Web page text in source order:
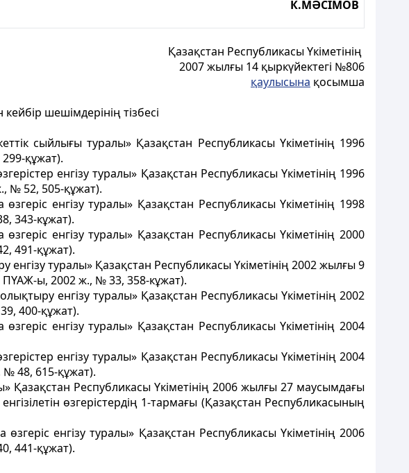
К.МӘСІМОВ
Қазақстан Республикасы Үкіметінің
2007 жылғы 14 қыркүйектегі №806
қаулысына қосымша
шешімдерінің тізбесі
сыйлығы туралы» Қазақстан Республикасы Үкіметінің 1996
құжат).
енгізу туралы» Қазақстан Республикасы Үкіметінің 1996
№ 52, 505-құжат).
енгізу туралы» Қазақстан Республикасы Үкіметінің 1998
343-кұжат).
енгізу туралы» Қазақстан Республикасы Үкіметінің 2000
491-құжат).
енгізу туралы» Қазақстан Республикасы Үкіметінің 2002 жылғы 9
ы, 2002 ж., № 33, 358-кұжат).
енгізу туралы» Қазақстан Республикасы Үкіметінің 2002
400-құжат).
енгізу туралы» Қазақстан Республикасы Үкіметінің 2004
енгізу туралы» Қазақстан Республикасы Үкіметінің 2004
48, 615-құжат).
Қазақстан Республикасы Үкіметінің 2006 жылғы 27 маусымдағы
өзгерістердің 1-тармағы (Қазақстан Республикасының
енгізу туралы» Қазақстан Республикасы Үкіметінің 2006
441-құжат).